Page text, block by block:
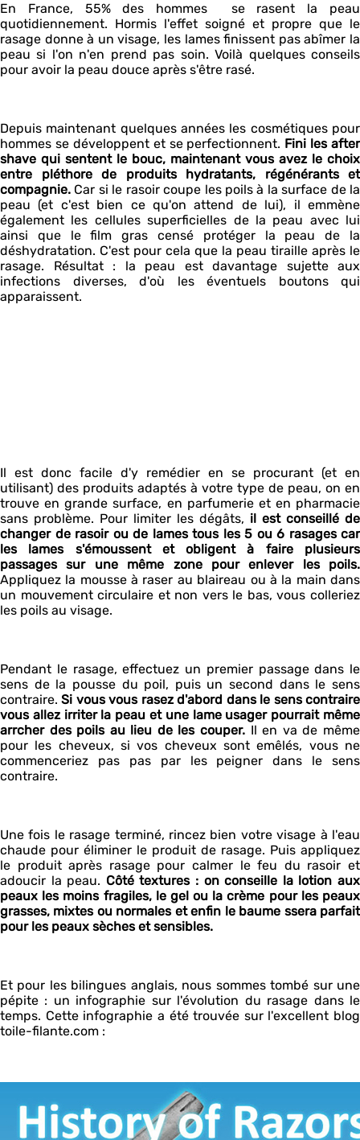
En France, 55% des hommes se rasent la peau
quotidiennement. Hormis l'effet soigné et propre que le
rasage donne à un visage, les lames finissent pas abîmer la
peau si l'on n'en prend pas soin. Voilà quelques conseils
pour avoir la peau douce après s'être rasé.
Depuis maintenant quelques années les cosmétiques pour
hommes se développent et se perfectionnent. Fini les after
shave qui sentent le bouc, maintenant vous avez le choix
entre pléthore de produits hydratants, régénérants et
compagnie. Car si le rasoir coupe les poils à la surface de la
peau (et c'est bien ce qu'on attend de lui), il emmène
également les cellules superficielles de la peau avec lui
ainsi que le film gras censé protéger la peau de la
déshydratation. C'est pour cela que la peau tiraille après le
rasage. Résultat : la peau est davantage sujette aux
infections diverses, d'où les éventuels boutons qui
apparaissent.
Il est donc facile d'y remédier en se procurant (et en
utilisant) des produits adaptés à votre type de peau, on en
trouve en grande surface, en parfumerie et en pharmacie
sans problème. Pour limiter les dégâts, il est conseillé de
changer de rasoir ou de lames tous les 5 ou 6 rasages car
les lames s'émoussent et obligent à faire plusieurs
passages sur une même zone pour enlever les poils.
Appliquez la mousse à raser au blaireau ou à la main dans
un mouvement circulaire et non vers le bas, vous colleriez
les poils au visage.
Pendant le rasage, effectuez un premier passage dans le
sens de la pousse du poil, puis un second dans le sens
contraire.Si vous vous rasez d'abord dans le sens contraire
vous allez irriter la peau et une lame usager pourrait même
arrcher des poils au lieu de les couper. Il en va de même
pour les cheveux, si vos cheveux sont emêlés, vous ne
commenceriez pas pas par les peigner dans le sens
contraire.
Une fois le rasage terminé, rincez bien votre visage à l'eau
chaude pour éliminer le produit de rasage. Puis appliquez
le produit après rasage pour calmer le feu du rasoir et
adoucir la peau. Côté textures : on conseille la lotion aux
peaux les moins fragiles, le gel ou la crème pour les peaux
grasses, mixtes ou normales et enfin le baume ssera parfait
pour les peaux sèches et sensibles.
Et pour les bilingues anglais, nous sommes tombé sur une
pépite : un infographie sur l'évolution du rasage dans le
temps. Cette infographie a été trouvée sur l'excellent blog
toile-filante.com :